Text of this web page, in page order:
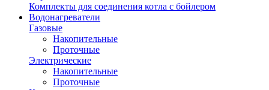
Комплекты для соединения котла с бойлером
Водонагреватели
Газовые
Накопительные
Проточные
Электрические
Накопительные
Проточные